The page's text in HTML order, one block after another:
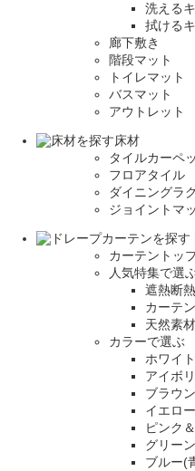
洗える
拭ける
廊下敷き
階段マット
トイレマット
バスマット
アウトレット
床材
タイルカーペ
フロアタイル
ダイニングラ
ジョイントマ
カーテントッ
人気特集で選
遮熱断
カーテ
天然素
カラーで選ぶ
ホワイ
アイボ
ブラウ
イエロ
ピンク
グリー
ブルー(